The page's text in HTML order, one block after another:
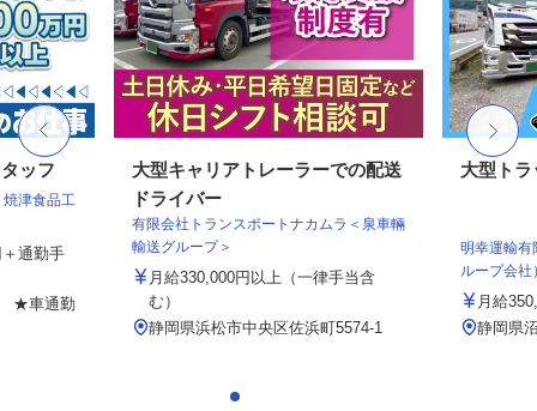
ッフ
津食品工
通勤手
★車通勤
大型キャリアトレーラーでの配送
ドライバー
有限会社トランスポートナカムラ＜泉車輛
輸送グループ＞
月給330,000円以上（一律手当含
む）
静岡県浜松市中央区佐浜町5574-1
大型ト
明幸運輸
ループ会社
月給
静岡県